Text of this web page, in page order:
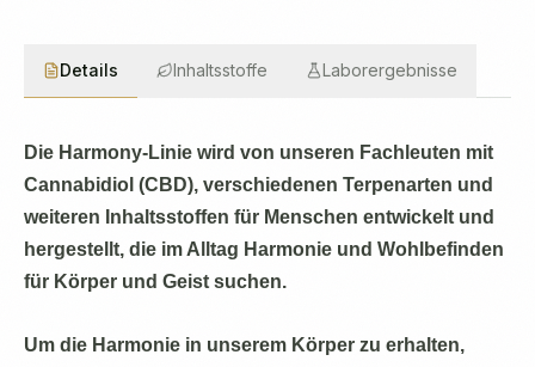
Details Inhaltsstoffe Laborergebnisse
Die Harmony-Linie wird von unseren Fachleuten mit
Cannabidiol (CBD), verschiedenen Terpenarten und
weiteren Inhaltsstoffen für Menschen entwickelt und
hergestellt, die im Alltag Harmonie und Wohlbefinden
für Körper und Geist suchen.
Um die Harmonie in unserem Körper zu erhalten,